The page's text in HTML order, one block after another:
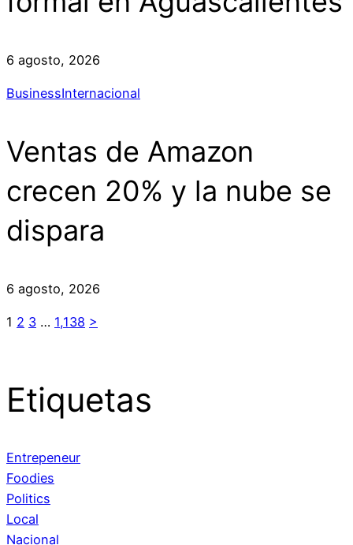
6 agosto, 2026
BusinessInternacional
Ventas de Amazon
crecen 20% y la nube se
dispara
6 agosto, 2026
1 2 3 … 1,138 >
Etiquetas
Entrepeneur
Foodies
Politics
Local
Nacional